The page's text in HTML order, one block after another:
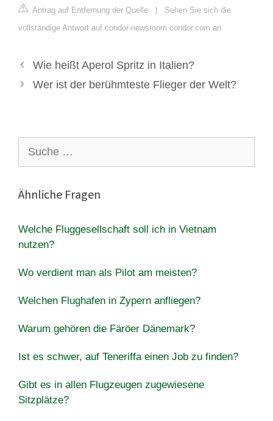
Antrag auf Entfernung der Quelle | Sehen Sie sich die
vollständige Antwort auf condor-newsroom.condor.com an
Wie heißt Aperol Spritz in Italien?
Wer ist der berühmteste Flieger der Welt?
nach:
Ähnliche Fragen
Welche Fluggesellschaft soll ich in Vietnam
nutzen?
Wo verdient man als Pilot am meisten?
Welchen Flughafen in Zypern anfliegen?
Warum gehören die Färöer Dänemark?
Ist es schwer, auf Teneriffa einen Job zu finden?
Gibt es in allen Flugzeugen zugewiesene
Sitzplätze?